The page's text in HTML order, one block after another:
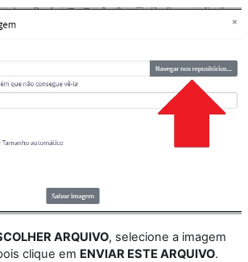
ARQUIVO, selecione a imagem
clique em ENVIAR ESTE ARQUIVO.